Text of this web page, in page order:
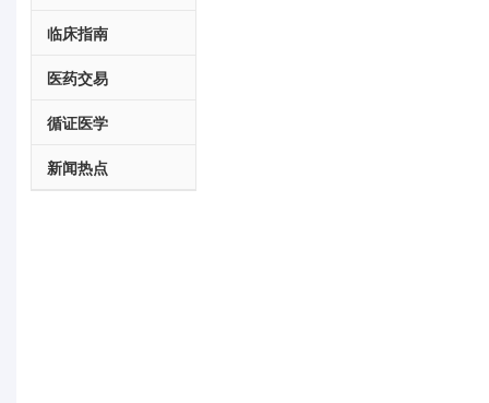
临床指南
医药交易
循证医学
新闻热点